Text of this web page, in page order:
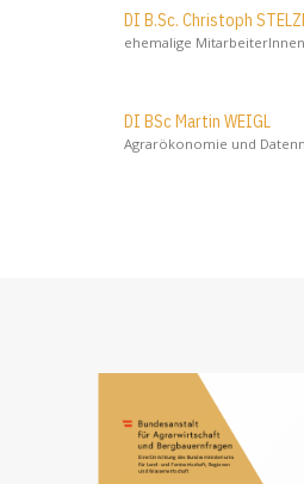
DI B.Sc. Christoph
ehemalige MitarbeiterInnen
DI BSc Martin WEIGL
Agrarökonomie und